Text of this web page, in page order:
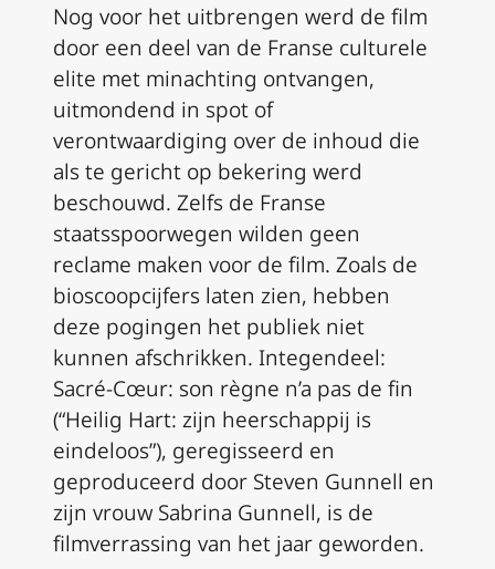
Nog voor het uitbrengen werd de film
door een deel van de Franse culturele
elite met minachting ontvangen,
uitmondend in spot of
verontwaardiging over de inhoud die
als te gericht op bekering werd
beschouwd. Zelfs de Franse
staatsspoorwegen wilden geen
reclame maken voor de film. Zoals de
bioscoopcijfers laten zien, hebben
deze pogingen het publiek niet
kunnen afschrikken. Integendeel:
Sacré-Cœur: son règne n’a pas de fin
(“Heilig Hart: zijn heerschappij is
eindeloos”), geregisseerd en
geproduceerd door Steven Gunnell en
zijn vrouw Sabrina Gunnell, is de
filmverrassing van het jaar geworden.